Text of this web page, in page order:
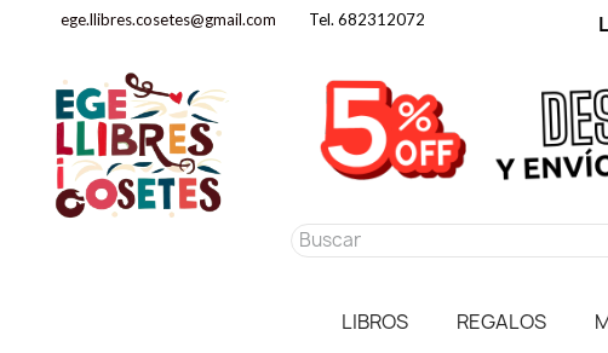
ege.llibres.cosetes@gmail.com Tel. 682312072
LIBROS REGALOS